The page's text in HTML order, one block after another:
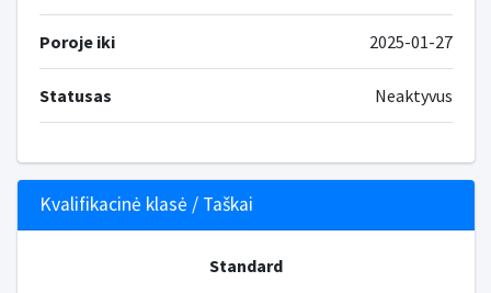
Poroje iki 2025-01-27
Statusas Neaktyvus
Kvalifikacinė klasė / Taškai
Standard